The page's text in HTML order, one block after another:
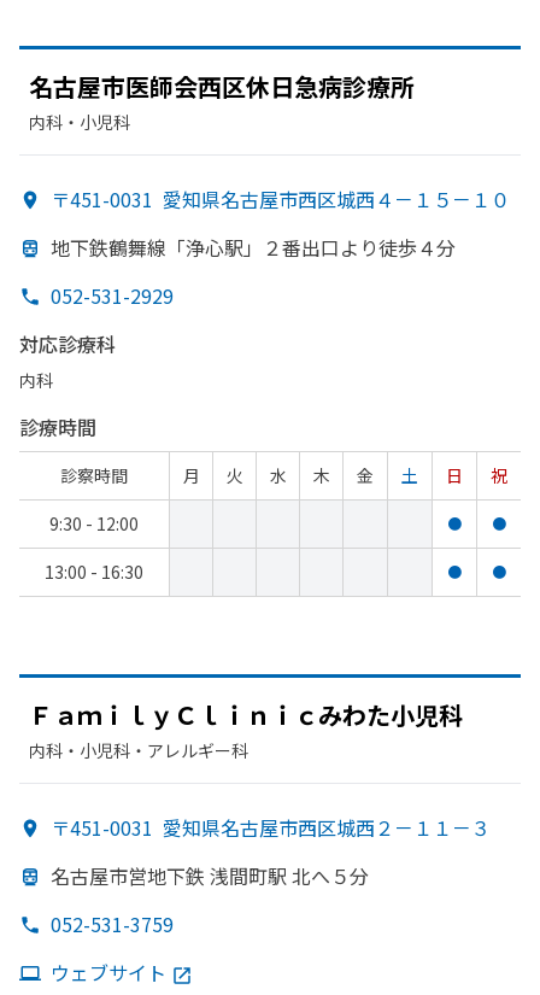
名古屋市医師会西区休日急病診療所
内科・​小児科
〒451-0031 愛知県名古屋市西区城西４－１５－１０
地下鉄鶴舞線 「浄心駅」 ２番出口より徒歩４分
052-531-2929
対応診療科
内科
診療時間
診察時間 月 火 水 木 金 土 日
祝
9:30 - 12:00
● ●
13:00 - 16:30 ● ●
ＦａｍｉｌｙＣｌｉｎｉｃみわた小児科
内科・​小児科・​アレルギー科
〒451-0031 愛知県名古屋市西区城西２－１１－３
名古屋市営地下鉄 浅間町駅 北へ ５分
052-531-3759
ウェブサイト